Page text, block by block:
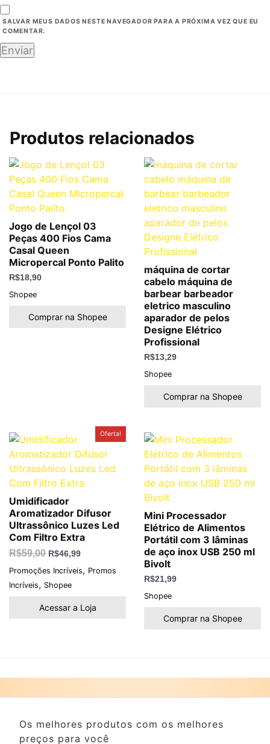
SALVAR MEUS DADOS NESTE NAVEGADOR PARA A PRÓXIMA VEZ QUE EU
COMENTAR.
Produtos relacionados
Jogo de Lençol 03
Peças 400 Fios Cama
Casal Queen
Micropercal Ponto Palito
R$18,90
Shopee
Comprar na Shopee
máquina de cortar
cabelo máquina de
barbear barbeador
eletrico masculino
aparador de pelos
Designe Elétrico
Profissional
R$13,29
Shopee
Comprar na Shopee
Oferta!
Umidificador
Aromatizador Difusor
Ultrassônico Luzes Led
Com Filtro Extra
R$59,00
preço
era:
R$59,00.
R$46,99
atual
é:
R$46,99.
Promoções Incríveis, Promos
Incríveis, Shopee
Acessar a Loja
Mini Processador
Elétrico de Alimentos
Portátil com 3 lâminas
de aço inox USB 250 ml
Bivolt
R$21,99
Shopee
Comprar na Shopee
Os melhores produtos com os melhores
preços para você